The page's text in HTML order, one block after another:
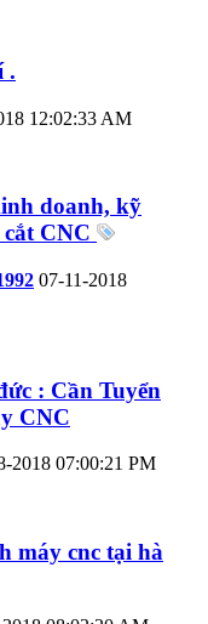
.
12:02:33 AM
doanh, kỹ
CNC
07-11-2018
: Cần Tuyển
CNC
2018 07:00:21 PM
máy cnc tại hà